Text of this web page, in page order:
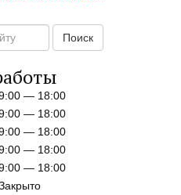
Поиск
— 18:00
— 18:00
— 18:00
— 18:00
— 18:00